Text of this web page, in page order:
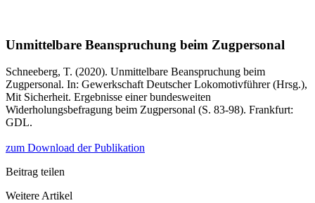
Unmittelbare Beanspruchung beim Zugpersonal
Schneeberg, T. (2020). Unmittelbare Beanspruchung beim
Zugpersonal. In: Gewerkschaft Deutscher Lokomotivführer (Hrsg.),
Mit Sicherheit. Ergebnisse einer bundesweiten
Widerholungsbefragung beim Zugpersonal (S. 83-98). Frankfurt:
GDL.
zum Download der Publikation
Beitrag teilen
Weitere Artikel